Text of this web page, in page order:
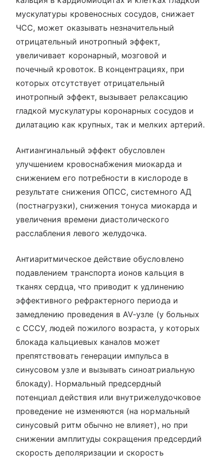
мускулатуры кровеносных сосудов, снижает
ЧСС, может оказывать незначительный
отрицательный инотропный эффект,
увеличивает коронарный, мозговой и
почечный кровоток. В концентрациях, при
которых отсутствует отрицательный
инотропный эффект, вызывает релаксацию
гладкой мускулатуры коронарных сосудов и
дилатацию как крупных, так и мелких артерий.
Антиангинальный эффект обусловлен
улучшением кровоснабжения миокарда и
снижением его потребности в кислороде в
результате снижения ОПСС, системного АД
(постнагрузки), снижения тонуса миокарда и
увеличения времени диастолического
расслабления левого желудочка.
Антиаритмическое действие обусловлено
подавлением транспорта ионов кальция в
тканях сердца, что приводит к удлинению
эффективного рефрактерного периода и
замедлению проведения в AV-узле (у больных
с СССУ, людей пожилого возраста, у которых
блокада кальциевых каналов может
препятствовать генерации импульса в
синусовом узле и вызывать синоатриальную
блокаду). Нормальный предсердный
потенциал действия или внутрижелудочковое
проведение не изменяются (на нормальный
синусовый ритм обычно не влияет), но при
снижении амплитуды сокращения предсердий
скорость деполяризации и скорость